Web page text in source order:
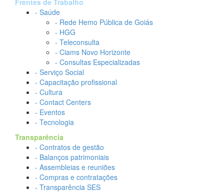
Frentes de Trabalho
- Saúde
- Rede Hemo Pública de Goiás
- HGG
- Teleconsulta
- Ciams Novo Horizonte
- Consultas Especializadas
- Serviço Social
- Capacitação profissional
- Cultura
- Contact Centers
- Eventos
- Tecnologia
Transparência
- Contratos de gestão
- Balanços patrimoniais
- Assembleias e reuniões
- Compras e contratações
- Transparência SES